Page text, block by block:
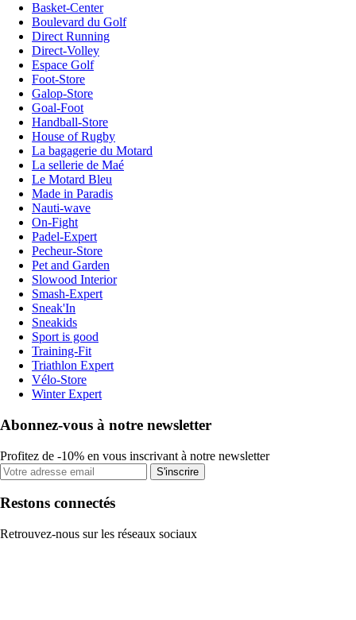
Basket-Center
Boulevard du Golf
Direct Running
Direct-Volley
Espace Golf
Foot-Store
Galop-Store
Goal-Foot
Handball-Store
House of Rugby
La bagagerie du Motard
La sellerie de Maé
Le Motard Bleu
Made in Paradis
Nauti-wave
On-Fight
Padel-Expert
Pecheur-Store
Pet and Garden
Slowood Interior
Smash-Expert
Sneak'In
Sneakids
Sport is good
Training-Fit
Triathlon Expert
Vélo-Store
Winter Expert
Abonnez-vous à notre newsletter
Profitez de -10% en vous inscrivant à notre newsletter
S'inscrire
Restons connectés
Retrouvez-nous sur les réseaux sociaux